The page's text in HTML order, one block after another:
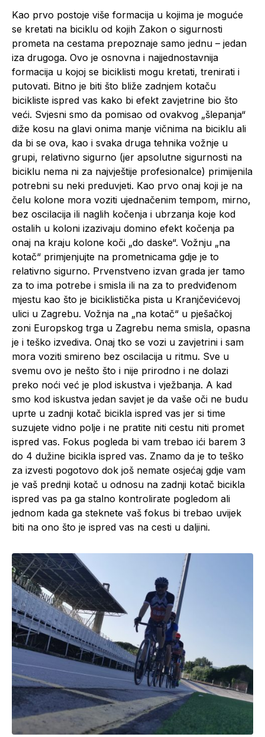
Kao prvo postoje više formacija u kojima je moguće
se kretati na biciklu od kojih Zakon o sigurnosti
prometa na cestama prepoznaje samo jednu – jedan
iza drugoga. Ovo je osnovna i najjednostavnija
formacija u kojoj se biciklisti mogu kretati, trenirati i
putovati. Bitno je biti što bliže zadnjem kotaču
bicikliste ispred vas kako bi efekt zavjetrine bio što
veći. Svjesni smo da pomisao od ovakvog „šlepanja“
diže kosu na glavi onima manje vičnima na biciklu ali
da bi se ova, kao i svaka druga tehnika vožnje u
grupi, relativno sigurno (jer apsolutne sigurnosti na
biciklu nema ni za najvještije profesionalce) primijenila
potrebni su neki preduvjeti. Kao prvo onaj koji je na
čelu kolone mora voziti ujednačenim tempom, mirno,
bez oscilacija ili naglih kočenja i ubrzanja koje kod
ostalih u koloni izazivaju domino efekt kočenja pa
onaj na kraju kolone koči „do daske“. Vožnju „na
kotač“ primjenjujte na prometnicama gdje je to
relativno sigurno. Prvenstveno izvan grada jer tamo
za to ima potrebe i smisla ili na za to predviđenom
mjestu kao što je biciklistička pista u Kranjčevićevoj
ulici u Zagrebu. Vožnja na „na kotač“ u pješačkoj
zoni Europskog trga u Zagrebu nema smisla, opasna
je i teško izvediva. Onaj tko se vozi u zavjetrini i sam
mora voziti smireno bez oscilacija u ritmu. Sve u
svemu ovo je nešto što i nije prirodno i ne dolazi
preko noći već je plod iskustva i vježbanja. A kad
smo kod iskustva jedan savjet je da vaše oči ne budu
uprte u zadnji kotač bicikla ispred vas jer si time
suzujete vidno polje i ne pratite niti cestu niti promet
ispred vas. Fokus pogleda bi vam trebao ići barem 3
do 4 dužine bicikla ispred vas. Znamo da je to teško
za izvesti pogotovo dok još nemate osjećaj gdje vam
je vaš prednji kotač u odnosu na zadnji kotač bicikla
ispred vas pa ga stalno kontrolirate pogledom ali
jednom kada ga steknete vaš fokus bi trebao uvijek
biti na ono što je ispred vas na cesti u daljini.